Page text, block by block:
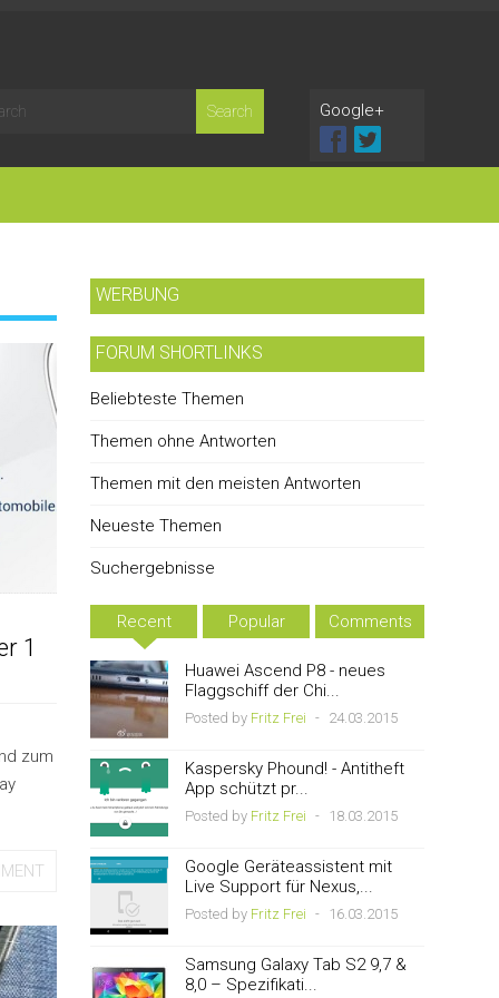
Google+
1
zum
WERBUNG
FORUM SHORTLINKS
Beliebteste Themen
Themen ohne Antworten
Themen mit den meisten Antworten
Neueste Themen
Suchergebnisse
Recent Popular Comments
Huawei Ascend P8 - neues
Flaggschiff der Chi...
Posted by Fritz Frei - 24.03.2015
Kaspersky Phound! - Antitheft
App schützt pr...
Posted by Fritz Frei - 18.03.2015
Google Geräteassistent mit
Live Support für Nexus,...
Posted by Fritz Frei - 16.03.2015
Samsung Galaxy Tab S2 9,7 &
8,0 – Spezifikati...